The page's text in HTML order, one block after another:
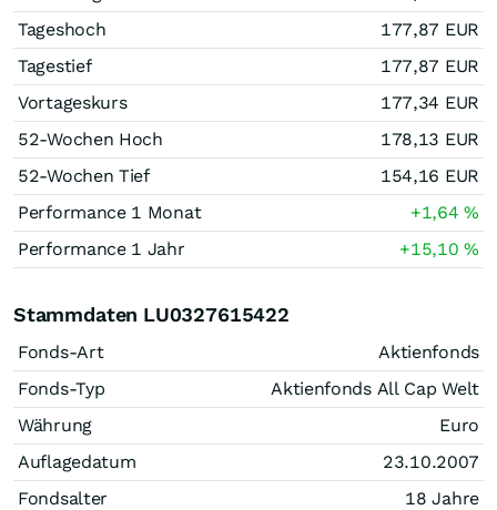
Tageshoch
177,87 EUR
Tagestief
177,87 EUR
Vortageskurs
177,34 EUR
52-Wochen Hoch
178,13 EUR
52-Wochen Tief
154,16 EUR
Performance 1 Monat
+1,64%
Performance 1 Jahr
+15,10%
Stammdaten LU0327615422
Fonds-Art
Aktienfonds
Fonds-Typ
Aktienfonds All Cap Welt
Währung
Euro
Auflagedatum
23.10.2007
Fondsalter
18 Jahre